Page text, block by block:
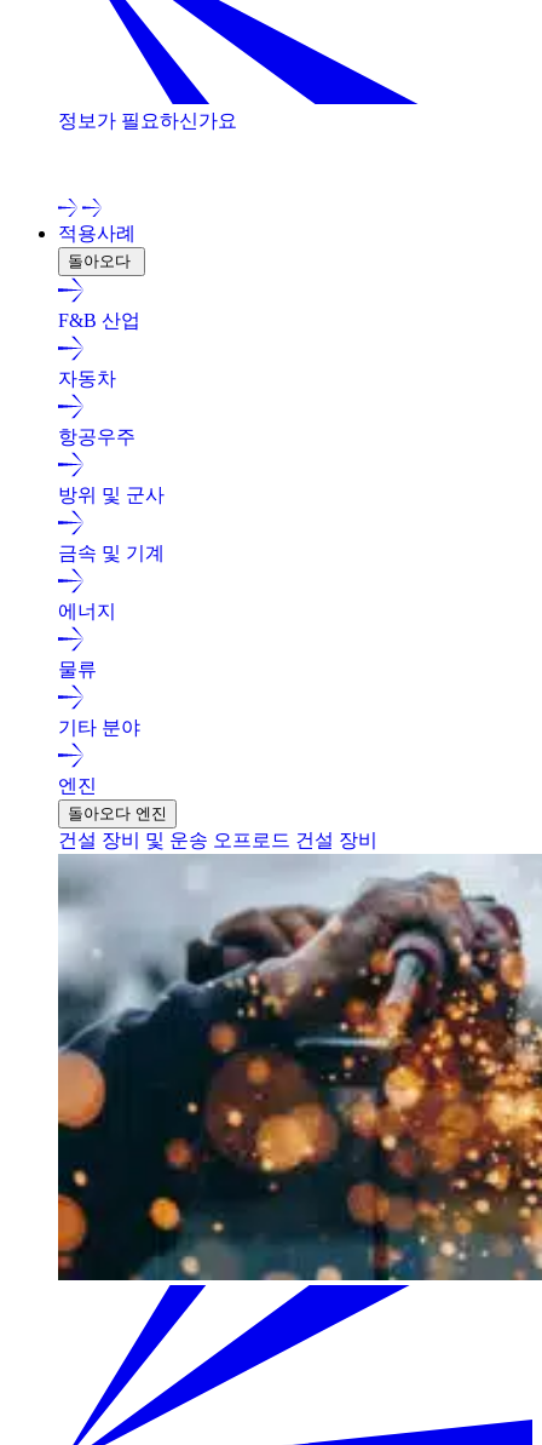
정보가 필요하신가요
적용사례
돌아오다
F&B 산업
자동차
항공우주
방위 및 군사
금속 및 기계
에너지
물류
기타 분야
엔진
돌아오다 엔진
건설 장비 및 운송 오프로드 건설 장비